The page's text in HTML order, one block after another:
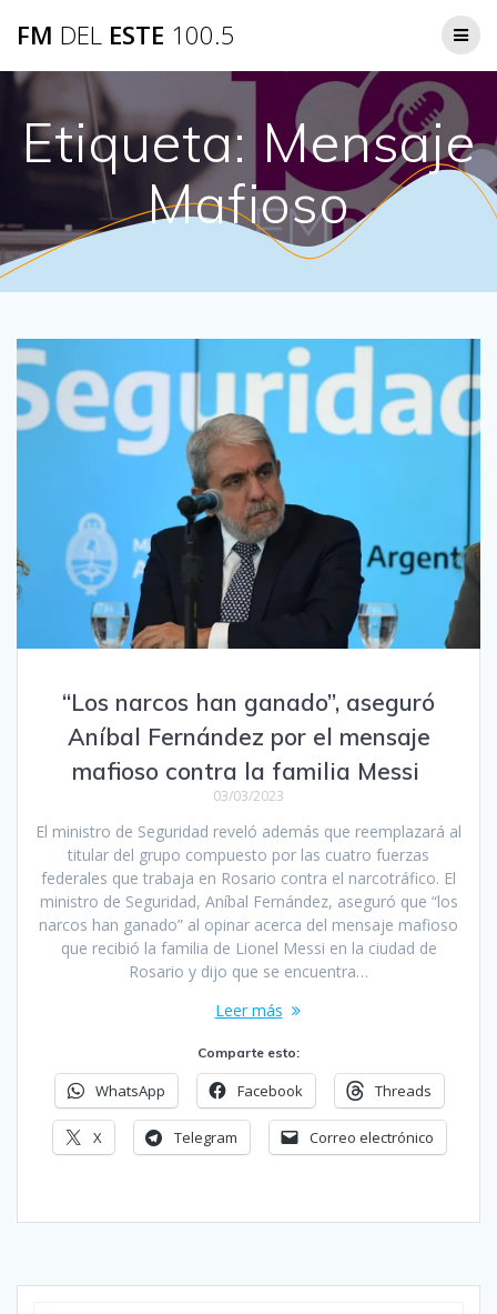
FM DEL ESTE 100.5
Etiqueta: Mensaje
Mafioso
“Los narcos han ganado”, aseguró
Aníbal Fernández por el mensaje
mafioso contra la familia Messi
03/03/2023
El ministro de Seguridad reveló además que reemplazará al
titular del grupo compuesto por las cuatro fuerzas
federales que trabaja en Rosario contra el narcotráfico. El
ministro de Seguridad, Aníbal Fernández, aseguró que “los
narcos han ganado” al opinar acerca del mensaje mafioso
que recibió la familia de Lionel Messi en la ciudad de
Rosario y dijo que se encuentra…
Leer más
Comparte esto:
WhatsApp Facebook Threads
X Telegram Correo electrónico